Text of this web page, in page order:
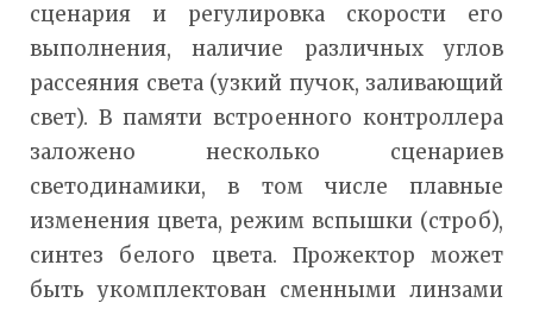
сценария и регулировка скорости его
выполнения, наличие различных углов
рассеяния света (узкий пучок, заливающий
свет). В памяти встроенного контроллера
заложено несколько сценариев
светодинамики, в том числе плавные
изменения цвета, режим вспышки (строб),
синтез белого цвета. Прожектор может
быть укомплектован сменными линзами